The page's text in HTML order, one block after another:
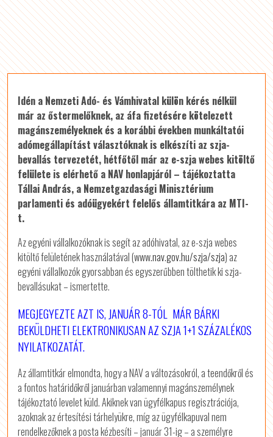
Idén a Nemzeti Adó- és Vámhivatal külön kérés nélkül
már az őstermelőknek, az áfa fizetésére kötelezett
magánszemélyeknek és a korábbi években munkáltatói
adómegállapítást választóknak is elkészíti az szja-
bevallás tervezetét, hétfőtől már az e-szja webes kitöltő
felülete is elérhető a NAV honlapjáról – tájékoztatta
Tállai András, a Nemzetgazdasági Minisztérium
parlamenti és adóügyekért felelős államtitkára az MTI-
t.
Az egyéni vállalkozóknak is segít az adóhivatal, az e-szja webes
kitöltő felületének használatával (www.nav.gov.hu/szja/szja) az
egyéni vállalkozók gyorsabban és egyszerűbben tölthetik ki szja-
bevallásukat – ismertette.
MEGJEGYEZTE AZT IS, JANUÁR 8-TÓL MÁR BÁRKI
BEKÜLDHETI ELEKTRONIKUSAN AZ SZJA 1+1 SZÁZALÉKOS
NYILATKOZATÁT.
Az államtitkár elmondta, hogy a NAV a változásokról, a teendőkről és
a fontos határidőkről januárban valamennyi magánszemélynek
tájékoztató levelet küld. Akiknek van ügyfélkapus regisztrációja,
azoknak az értesítési tárhelyükre, míg az ügyfélkapuval nem
rendelkezőknek a posta kézbesíti – január 31-ig – a személyre